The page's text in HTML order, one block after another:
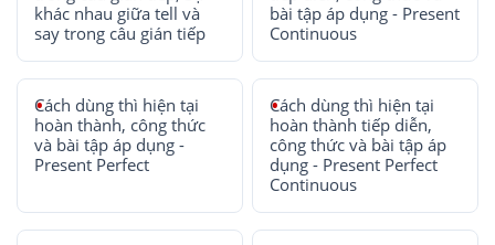
khác nhau giữa tell và
say trong câu gián tiếp
bài tập áp dụng - Present
Continuous
Cách dùng thì hiện tại
hoàn thành, công thức
và bài tập áp dụng -
Present Perfect
Cách dùng thì hiện tại
hoàn thành tiếp diễn,
công thức và bài tập áp
dụng - Present Perfect
Continuous